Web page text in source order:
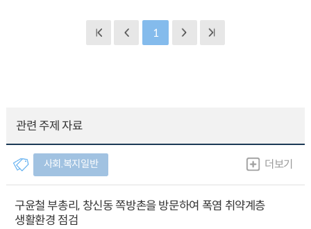
1
관련 주제 자료
사회.복지일반 더보기
구윤철 부총리, 창신동 쪽방촌을 방문하여 폭염 취약계층
생활환경 점검